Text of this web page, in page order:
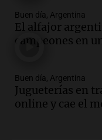
Episodios
Audio.El
nuevos
Buen día,
Episodios
Audio.El
Buen día, Argentina
El alfajor
campeones en
Buen día, Argentina
Jugueterías en
online y cae el